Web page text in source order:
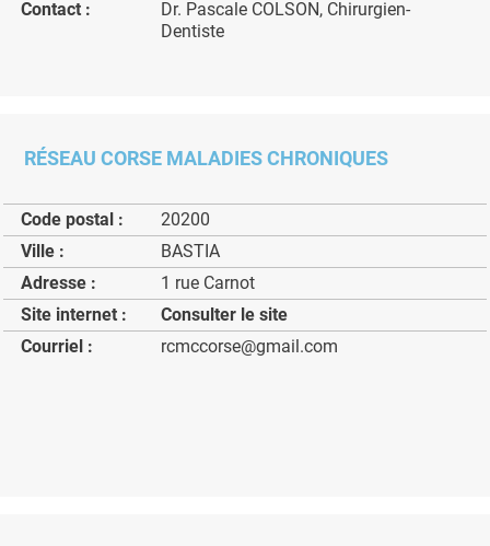
Contact :
Dr. Pascale COLSON, Chirurgien-
Dentiste
RÉSEAU CORSE MALADIES CHRONIQUES
Code postal :
20200
Ville :
BASTIA
Adresse :
1 rue Carnot
Site internet :
Consulter le site
Courriel :
rcmccorse@gmail.com